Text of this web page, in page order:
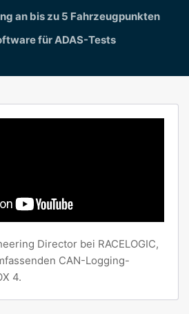
an bis zu 5 Fahrzeugpunkten
für ADAS-Tests
Director bei RACELOGIC,
CAN-Logging-
4.